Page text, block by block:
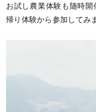
お試し農業体験も随時
帰り体験から参加してみ